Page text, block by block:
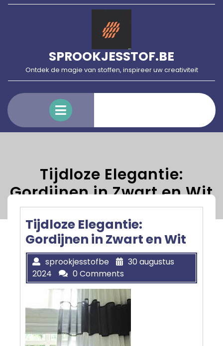
Skip
SPROOKJESSTOF.BE
Ontdek de magie van stoffen, inspireer uw creativiteit
Menu
Tijdloze Elegantie:
Gordijnen in Zwart en Wit
Tijdloze Elegantie:
Gordijnen in Zwart en Wit
sprookjesstofbe
30 augustus
2024
0 Comments